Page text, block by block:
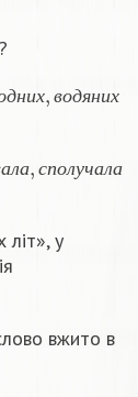
д н их в о дян их
д од
ал а сп ол у чала
літ», у
вжито в